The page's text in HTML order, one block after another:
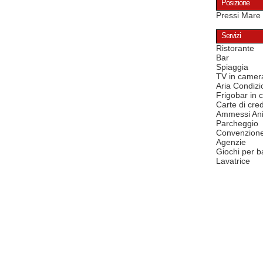
Posizione
Pressi Mare
Servizi
Ristorante
Bar
Spiaggia
TV in
Aria
Frigobar in
Carte di
Ammessi
Parcheggio
Agenzie
Giochi per
Lavatrice